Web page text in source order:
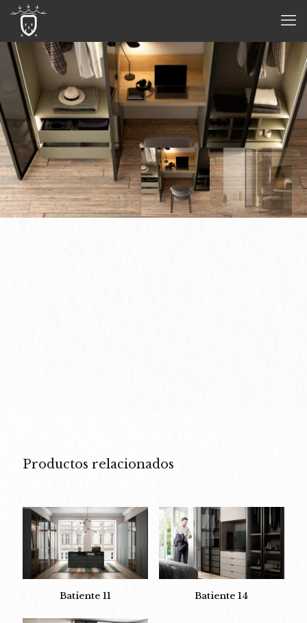
Productos relacionados
Batiente 11 Batiente 14